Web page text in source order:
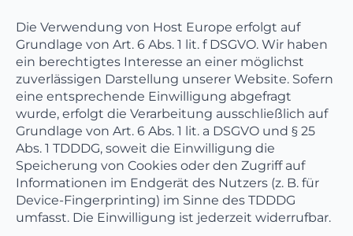
Die Verwendung von Host Europe erfolgt auf
Grundlage von Art. 6 Abs. 1 lit. f DSGVO. Wir haben
ein berechtigtes Interesse an einer möglichst
zuverlässigen Darstellung unserer Website. Sofern
eine entsprechende Einwilligung abgefragt
wurde, erfolgt die Verarbeitung ausschließlich auf
Grundlage von Art. 6 Abs. 1 lit. a DSGVO und § 25
Abs. 1 TDDDG, soweit die Einwilligung die
Speicherung von Cookies oder den Zugriff auf
Informationen im Endgerät des Nutzers (z. B. für
Device-Fingerprinting) im Sinne des TDDDG
umfasst. Die Einwilligung ist jederzeit widerrufbar.